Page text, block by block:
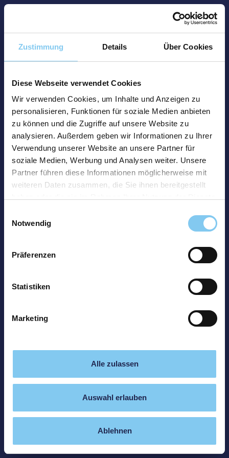
Zustimmung Details Über Cookies
Diese Webseite verwendet Cookies
Wir verwenden Cookies, um Inhalte und Anzeigen zu
personalisieren, Funktionen für soziale Medien anbieten
zu können und die Zugriffe auf unsere Website zu
analysieren. Außerdem geben wir Informationen zu Ihrer
Verwendung unserer Website an unsere Partner für
soziale Medien, Werbung und Analysen weiter. Unsere
Partner führen diese Informationen möglicherweise mit
weiteren Daten zusammen, die Sie ihnen bereitgestellt
Notwendig
Präferenzen
Statistiken
Marketing
Alle zulassen
Auswahl erlauben
Ablehnen